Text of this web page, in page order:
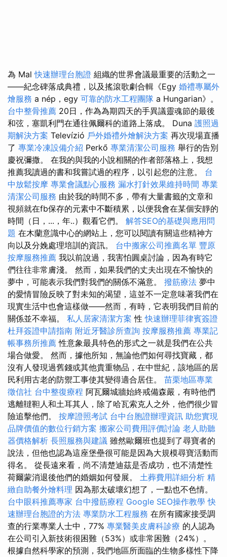
為 Mal快速辦理台胞證 組織的世界會議最重要的活動之一
——紀念碑落成典禮，以及搖滾歌劇合輯《Egy 婚禮專屬外
燴服務 a nép，egy 可靠的防水工程團隊 a Hungarian》。
台中整骨推薦 20日，作為為期四天的手異議靈魂節的最後
和弦，塞凱利門在通往佩爾科的道路上落成。 Duna 護照過
期解決方案 Televízió 戶外婚禮外燴解決方案 再次現場直播
了 專業冷凍設備介紹 Perkő 專業清潔公司服務 舉行的告別
慶祝彌撒。 在我的與我的小說相關的作者部落格上，我想
推薦我讀過的書和我嘗試過的程序，以引起您的注意。 台
中放鬆按摩 專業會議點心服務 漏水打針效果維持時間 專業
清潔公司服務 由於我的時間不多，帶有大量書籤的文章和
視頻就在fb保存的元素中不斷積累，以便我會在某個安靜的
時間（日，...，年..）觀看它們。 解答SEO的基礎與應用問
題 在木蘭意識中心的網站上，您可以閱讀有關這些精神方
向以及分娩處理培訓的資訊。 台中搬家公司推薦名單 豐原
按摩服務推薦 我以前說過，我害怕圓桌討論，因為有時它
們往往非常膚淺。 然而，如果我們的丈夫出現在不愉快的
夢中，可能表示我們對我們的關係不滿意。 撥筋療法 夢中
的愛情冒險反映了對未知的渴望，這並不一定意味著我們在
現實生活中也會這樣做——然而，有時，它表明我們目前的
關係並不幸福。 私人居家清潔方案 性快速辦理菲律賓簽證
杜拜簽證申請指南 附近牙醫診所查詢 按摩服務推薦 專業記
帳事務所推薦 性意象最具特色的形式之一就是我們在公共
場合做愛。 然而，據他所知，無論他們如何尋找寶藏，都
沒有人發現過舊錢或其他貴重物品，在中世紀，該地區的居
民利用古老的防禦工事使其變得適合居住。 苗栗地區專業
徵信社 台中整復療程 阿瓦爾城牆始終戒備森嚴，有時他們
逃離韃靼人和土耳其人，除了哈瓦索克人之外，他們很少冒
險追擊他們。 按摩證照考試 台中台胞證辦理資訊 助您實現
品牌價值的數位行銷方案 搬家公司費用評價討論 老人助聽
器價格解析 長照服務與建議 雖然歐爾班也提到了尋寶者的
說法，但他也認為這座堡壘很可能是因為大規模尋寶活動而
得名。 從長遠來看，尚不清楚迪茲是否成功，也不清楚性
荷爾蒙消退後他們的婚姻如何發展。 土葬費用詳細分析 精
緻自助餐外燴料理 因為那太破壞幻想了，一點也不色情。
台中眼科推薦專家 台中撥筋療程 Google SEO操作教學 快
速辦理台胞證的方法 專業防水工程服務 在所有國家接受調
查的行業專業人士中，77% 專業醫美皮膚科診療 的人認為
在公司引入新技術很困難（53%）或非常困難（24%）。
根據自然科學家的預測，我們地區所面臨的生物多樣性下降